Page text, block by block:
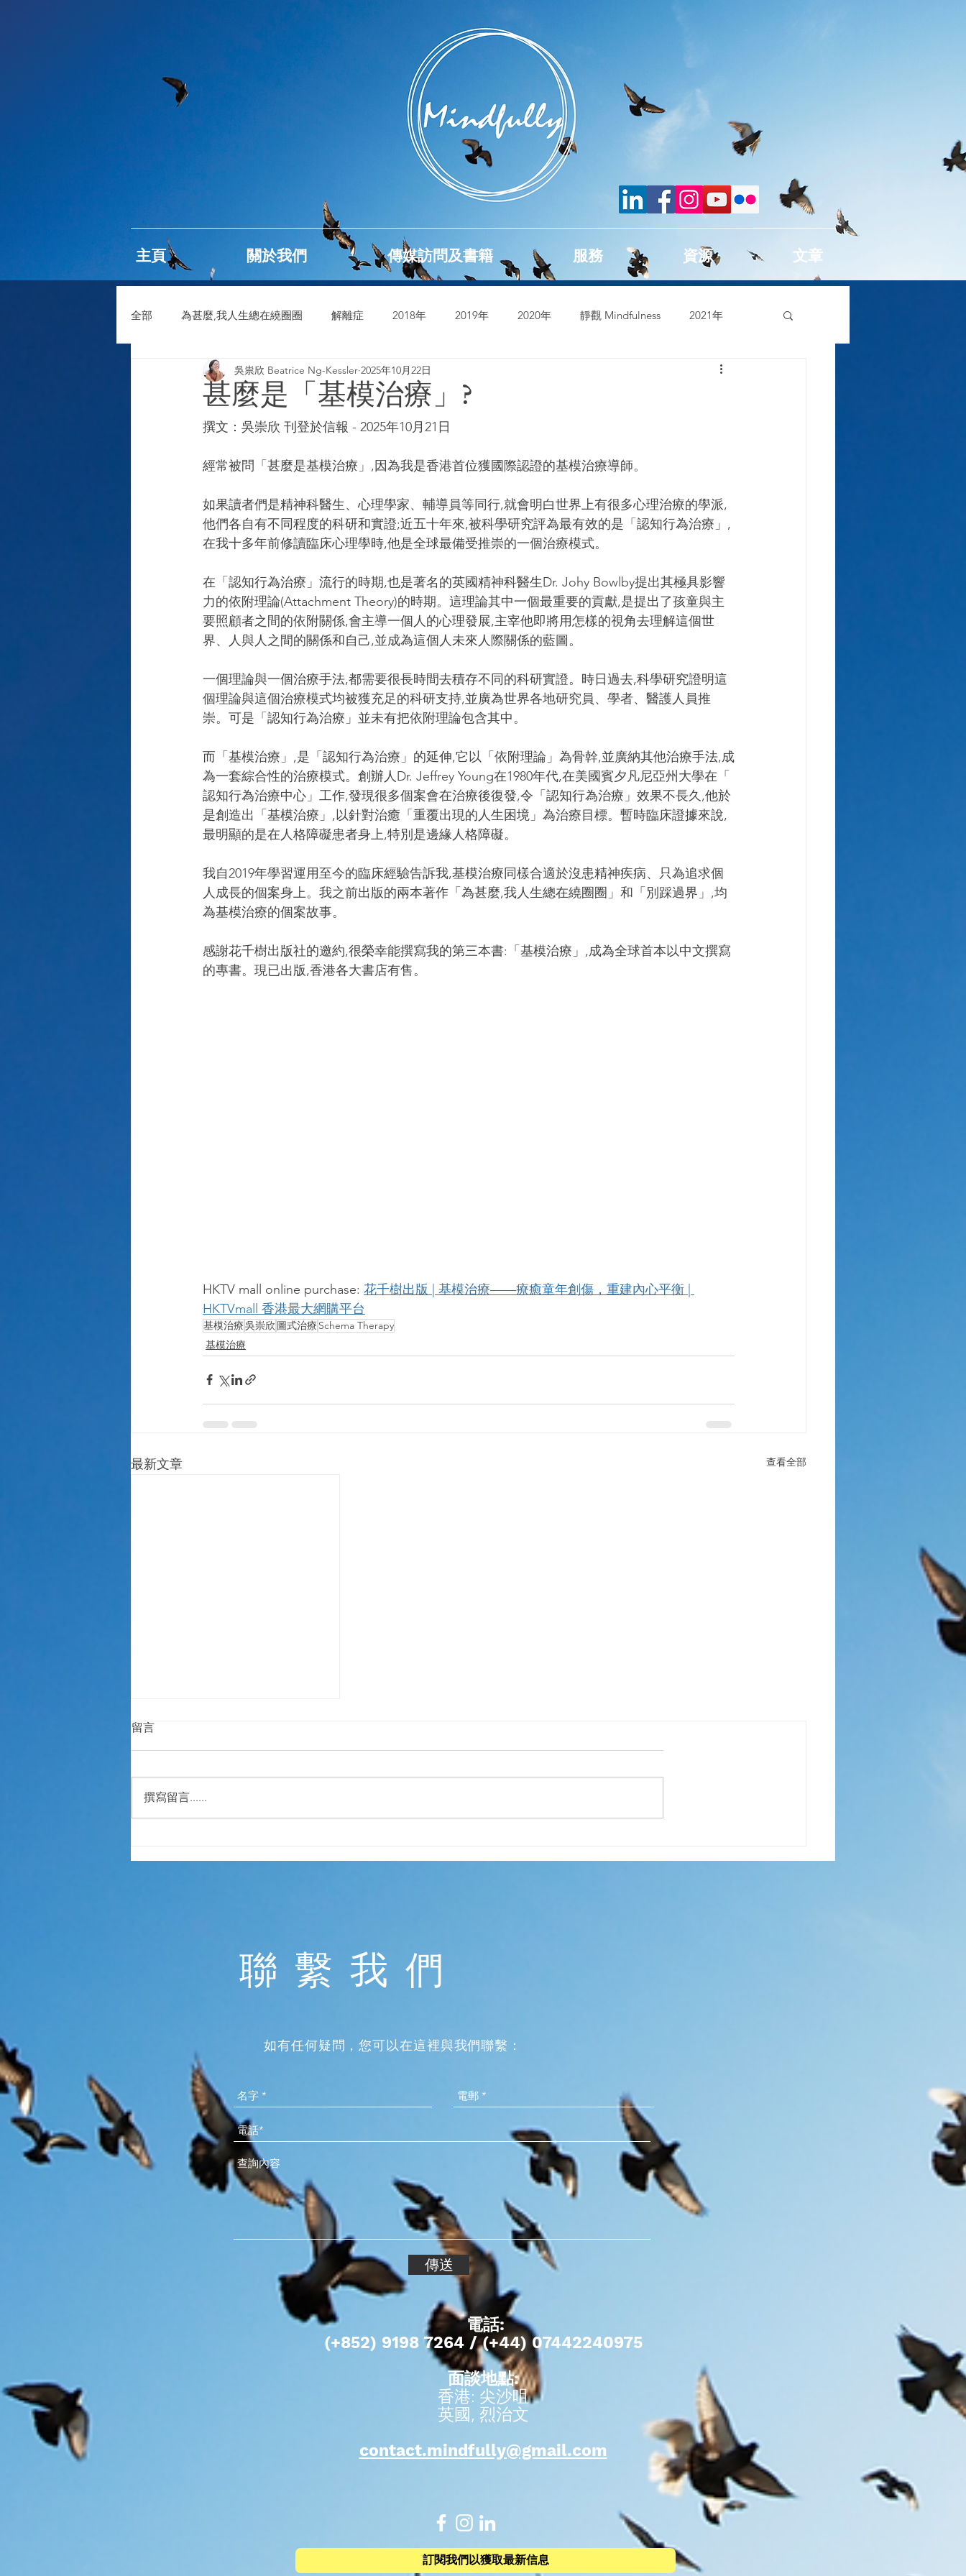
主頁 關於我們 傳媒訪問及書籍 服務 資源 文章
全部 為甚麼,我人生總在繞圈圈 解離症 2018年 2019年 2020年 靜觀 Mindfulness 2021年
甚麼是「基模治療」?
吳祟欣 Beatrice Ng-Kessler 2025年10月22日
撰文：吳崇欣 刊登於信報 - 2025年10月21日
經常被問「甚麼是基模治療」,因為我是香港首位獲國際認證的基模治療導師。
如果讀者們是精神科醫生、心理學家、輔導員等同行,就會明白世界上有很多心理治療的學派,
他們各自有不同程度的科研和實證;近五十年來,被科學研究評為最有效的是「認知行為治療」,
在我十多年前修讀臨床心理學時,他是全球最備受推崇的一個治療模式。
在「認知行為治療」流行的時期,也是著名的英國精神科醫生Dr. Johy Bowlby提出其極具影響
力的依附理論(Attachment Theory)的時期。這理論其中一個最重要的貢獻,是提出了孩童與主
要照顧者之間的依附關係,會主導一個人的心理發展,主宰他即將用怎樣的視角去理解這個世
界、人與人之間的關係和自己,並成為這個人未來人際關係的藍圖。
一個理論與一個治療手法,都需要很長時間去積存不同的科研實證。時日過去,科學研究證明這
個理論與這個治療模式均被獲充足的科研支持,並廣為世界各地研究員、學者、醫護人員推
崇。可是「認知行為治療」並未有把依附理論包含其中。
而「基模治療」,是「認知行為治療」的延伸,它以「依附理論」為骨幹,並廣納其他治療手法,成
為一套綜合性的治療模式。創辦人Dr. Jeffrey Young在1980年代,在美國賓夕凡尼亞州大學在「
認知行為治療中心」工作,發現很多個案會在治療後復發,令「認知行為治療」效果不長久,他於
是創造出「基模治療」,以針對治癒「重覆出現的人生困境」為治療目標。暫時臨床證據來說,
最明顯的是在人格障礙患者身上,特別是邊緣人格障礙。
我自2019年學習運用至今的臨床經驗告訴我,基模治療同樣合適於沒患精神疾病、只為追求個
人成長的個案身上。我之前出版的兩本著作「為甚麼,我人生總在繞圈圈」和「別踩過界」,均
為基模治療的個案故事。
感謝花千樹出版社的邀約,很榮幸能撰寫我的第三本書:「基模治療」,成為全球首本以中文撰寫
的專書。現已出版,香港各大書店有售。
HKTV mall online purchase: 花千樹出版 | 基模治療——療癒童年創傷，重建內心平衡 |
HKTVmall 香港最大網購平台
基模治療吳崇欣 圖式治療 Schema Therapy
基模治療
最新文章 查看全部
留言
撰寫留言......
聯繫我們
如有任何疑問，您可以在這裡與我們聯繫：
傳送
電話:
(+852) 9198 7264 / (+44) 07442240975
面談地點:
香港: 尖沙咀
​英國, 烈治文
contact.mindfully@gmail.com
訂閱我們以獲取最新信息